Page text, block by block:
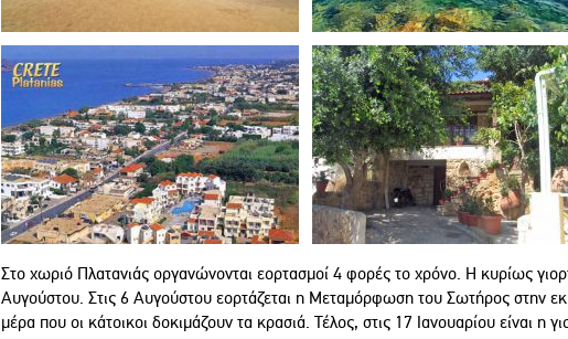
Στο χωριό Πλατανιάς οργανώνονται εορτασμοί 4 φορές το χρόνο. Η κυρίως
Αυγούστου. Στις 6 Αυγούστου εορτάζεται η Μεταμόρφωση του Σωτήρος στην
μέρα που οι κάτοικοι δοκιμάζουν τα κρασιά. Τέλος, στις 17 Ιανουαρίου είναι η